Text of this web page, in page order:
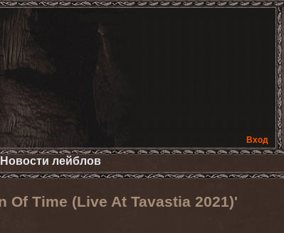
Вход
Новости лейблов
Of Time (Live At Tavastia 2021)'